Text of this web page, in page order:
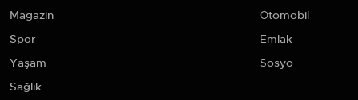
Magazin
Spor
Yaşam
Sağlık
Otomobil
Emlak
Sosyo